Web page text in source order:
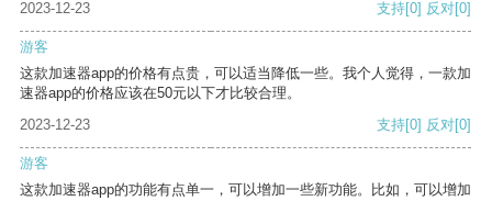
2023-12-23 支持[0] 反对[0]
游客
这款加速器app的价格有点贵，可以适当降低一些。我个人觉得，一款加
速器app的价格应该在50元以下才比较合理。
2023-12-23
支持[0] 反对[0]
游客
这款加速器app的功能有点单一，可以增加一些新功能。比如，可以增加